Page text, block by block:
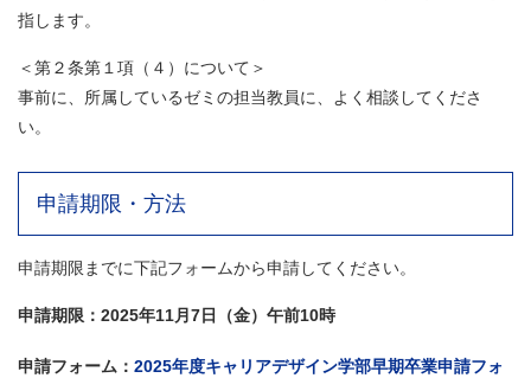
指します。
＜第２条第１項（４）について＞
事前に、所属しているゼミの担当教員に、よく相談してくださ
い。
申請期限・方法
申請期限までに下記フォームから申請してください。
申請期限：2025年11月7日（金）午前10時
申請フォーム： 2025年度キャリアデザイン学部早期卒業申請フォ